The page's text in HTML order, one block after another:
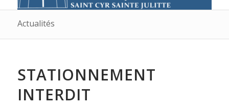
Actualités
STATIONNEMENT
INTERDIT